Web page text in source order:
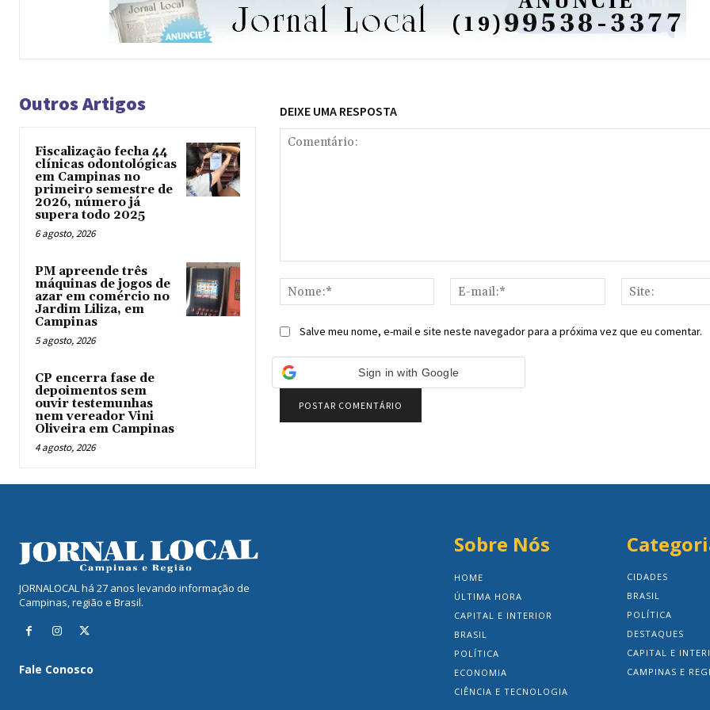
Outros Artigos
Fiscalização fecha 44
clínicas odontológicas
em Campinas no
primeiro semestre de
2026, número já
supera todo 2025
6 agosto, 2026
PM apreende três
máquinas de jogos de
azar em comércio no
Jardim Liliza, em
Campinas
5 agosto, 2026
CP encerra fase de
depoimentos sem
ouvir testemunhas
nem vereador Vini
Oliveira em Campinas
4 agosto, 2026
DEIXE UMA RESPOSTA
Nome:*
mail:*
Salve meu nome, e-mail e site neste navegador para a próxima vez que eu comentar.
Sign in with Google
JORNALOCAL há 27 anos levando informação de
Campinas, região e Brasil.
Fale Conosco
Sobre Nós
HOME
ÚLTIMA HORA
CAPITAL E INTERIOR
BRASIL
POLÍTICA
ECONOMIA
CIÊNCIA E TECNOLOGIA
CIDADES
BRASIL
POLÍTICA
DESTAQUES
CAPITAL E
CAMPINAS E